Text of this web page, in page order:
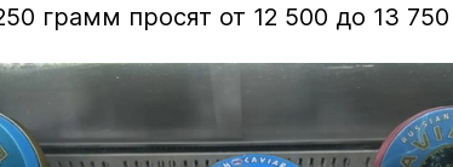
грамм просят от 12 500 до 13